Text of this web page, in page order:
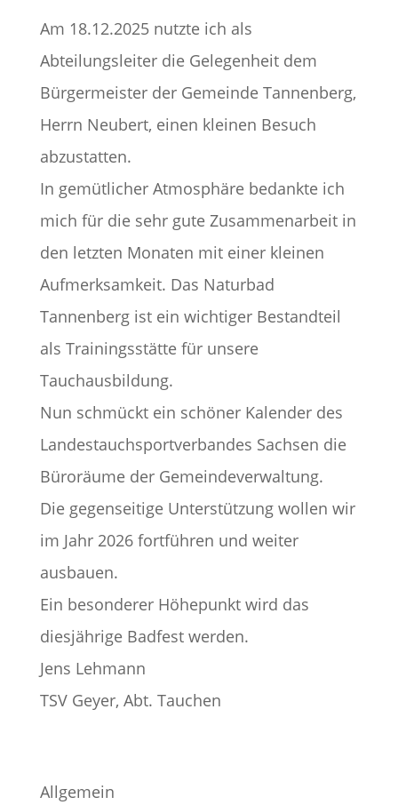
Am 18.12.2025 nutzte ich als
Abteilungsleiter die Gelegenheit dem
Bürgermeister der Gemeinde Tannenberg,
Herrn Neubert, einen kleinen Besuch
abzustatten.
In gemütlicher Atmosphäre bedankte ich
mich für die sehr gute Zusammenarbeit in
den letzten Monaten mit einer kleinen
Aufmerksamkeit. Das Naturbad
Tannenberg ist ein wichtiger Bestandteil
als Trainingsstätte für unsere
Tauchausbildung.
Nun schmückt ein schöner Kalender des
Landestauchsportverbandes Sachsen die
Büroräume der Gemeindeverwaltung.
Die gegenseitige Unterstützung wollen wir
im Jahr 2026 fortführen und weiter
ausbauen.
Ein besonderer Höhepunkt wird das
diesjährige Badfest werden.
Jens Lehmann
TSV Geyer, Abt. Tauchen
Allgemein